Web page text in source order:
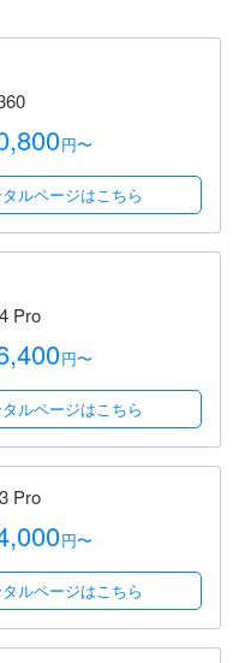
円〜
ルページはこちら
Pro
円〜
ルページはこちら
Pro
円〜
ルページはこちら